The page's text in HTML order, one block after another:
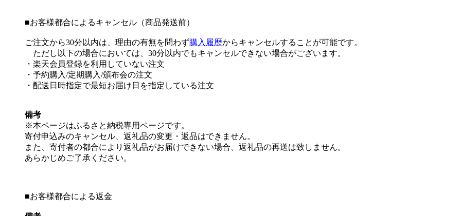
■お客様都合によるキャンセル（商品発送前）
ご注文から30分以内は、理由の有無を問わず購入履歴からキャンセルすることが可能です。
ただし以下の場合においては、30分以内でもキャンセルできない場合がございます。
・楽天会員登録を利用していない注文
・予約購入/定期購入/頒布会の注文
・配送日時指定で最短お届け日を指定している注文
備考
※本ページはふるさと納税専用ページです。
寄付申込みのキャンセル、返礼品の変更・返品はできません。
また、寄付者の都合により返礼品がお届けできない場合、返礼品の再送は致しません。
あらかじめご了承ください。
■お客様都合による返金